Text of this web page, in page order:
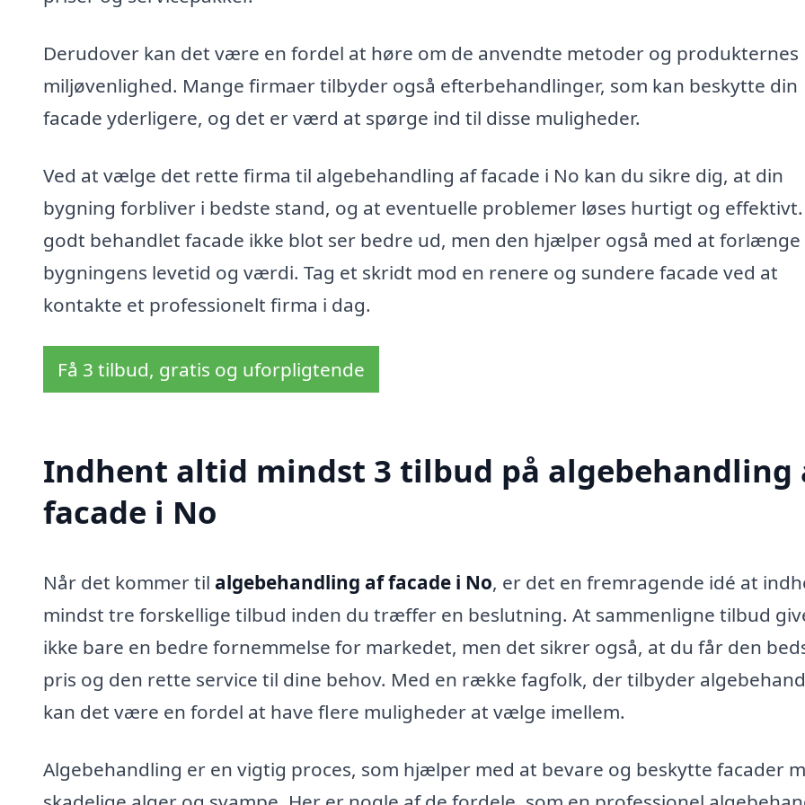
Derudover kan det være en fordel at høre om de anvendte metoder og produkternes
miljøvenlighed. Mange firmaer tilbyder også efterbehandlinger, som kan beskytte din
facade yderligere, og det er værd at spørge ind til disse muligheder.
Ved at vælge det rette firma til algebehandling af facade i No kan du sikre dig, at din
bygning forbliver i bedste stand, og at eventuelle problemer løses hurtigt og effektivt.
godt behandlet facade ikke blot ser bedre ud, men den hjælper også med at forlænge
bygningens levetid og værdi. Tag et skridt mod en renere og sundere facade ved at
kontakte et professionelt firma i dag.
Få 3 tilbud, gratis og uforpligtende
Indhent altid mindst 3 tilbud på algebehandling
facade i No
Når det kommer til algebehandling af facade i No, er det en fremragende idé at
mindst tre forskellige tilbud inden du træffer en beslutning. At sammenligne tilbud
ikke bare en bedre fornemmelse for markedet, men det sikrer også, at du får den
pris og den rette service til dine behov. Med en række fagfolk, der tilbyder
kan det være en fordel at have flere muligheder at vælge imellem.
Algebehandling er en vigtig proces, som hjælper med at bevare og beskytte facader